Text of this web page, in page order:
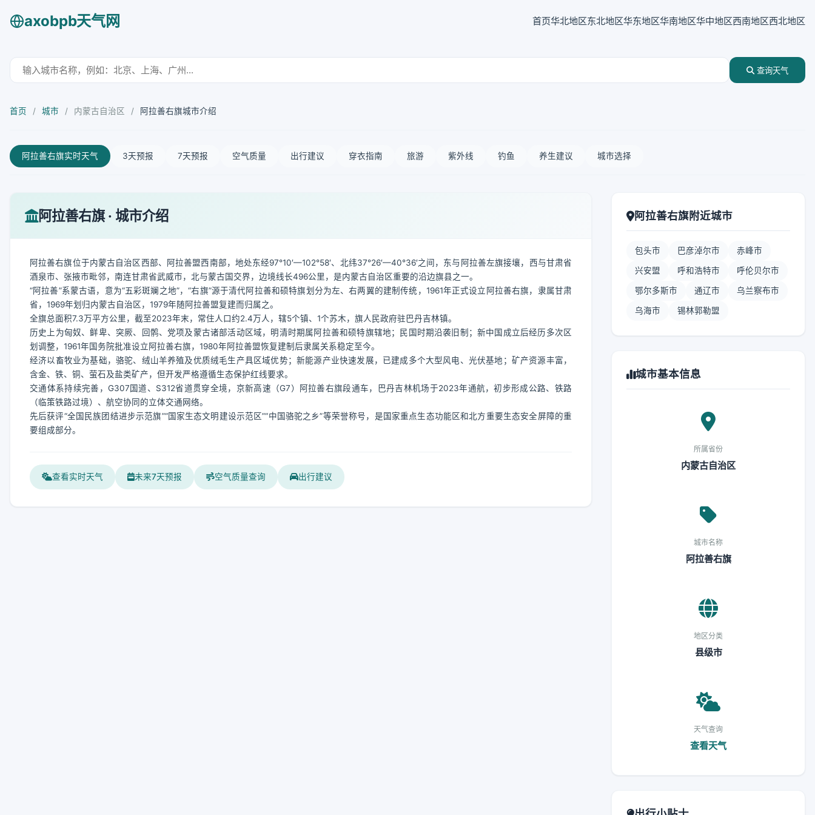
axobpb天气网 首页华北地区东北地区华东地区华南地区华中地区西南地区西北地区
查询天气
首页 / 城市 / 内蒙古自治区 / 阿拉善右旗城市介绍
阿拉善右旗实时天气 3天预报 7天预报 空气质量 出行建议 穿衣指南 旅游 紫外线 钓鱼 养生建议 城市选择
阿拉善右旗 · 城市介绍
阿拉善右旗位于内蒙古自治区西部、阿拉善盟西南部，地处东经97°10′—102°58′、北纬37°26′—40°36′之间，东与阿拉善左旗接壤，西与甘肃省
酒泉市、张掖市毗邻，南连甘肃省武威市，北与蒙古国交界，边境线长496公里，是内蒙古自治区重要的沿边旗县之一。
“阿拉善”系蒙古语，意为“五彩斑斓之地”，“右旗”源于清代阿拉善和硕特旗划分为左、右两翼的建制传统，1961年正式设立阿拉善右旗，隶属甘肃
省，1969年划归内蒙古自治区，1979年随阿拉善盟复建而归属之。
全旗总面积7.3万平方公里，截至2023年末，常住人口约2.4万人，辖5个镇、1个苏木，旗人民政府驻巴丹吉林镇。
历史上为匈奴、鲜卑、突厥、回鹘、党项及蒙古诸部活动区域，明清时期属阿拉善和硕特旗辖地；民国时期沿袭旧制；新中国成立后经历多次区
划调整，1961年国务院批准设立阿拉善右旗，1980年阿拉善盟恢复建制后隶属关系稳定至今。
经济以畜牧业为基础，骆驼、绒山羊养殖及优质绒毛生产具区域优势；新能源产业快速发展，已建成多个大型风电、光伏基地；矿产资源丰富，
含金、铁、铜、萤石及盐类矿产，但开发严格遵循生态保护红线要求。
交通体系持续完善，G307国道、S312省道贯穿全境，京新高速（G7）阿拉善右旗段通车，巴丹吉林机场于2023年通航，初步形成公路、铁路
（临策铁路过境）、航空协同的立体交通网络。
先后获评“全国民族团结进步示范旗”“国家生态文明建设示范区”“中国骆驼之乡”等荣誉称号，是国家重点生态功能区和北方重要生态安全屏障的重
要组成部分。
查看实时天气 未来7天预报 空气质量查询 出行建议
阿拉善右旗附近城市
包头市 巴彦淖尔市 赤峰市
兴安盟 呼和浩特市 呼伦贝尔市
鄂尔多斯市 通辽市 乌兰察布市
乌海市 锡林郭勒盟
城市基本信息
所属省份
内蒙古自治区
城市名称
阿拉善右旗
地区分类
县级市
天气查询
查看天气